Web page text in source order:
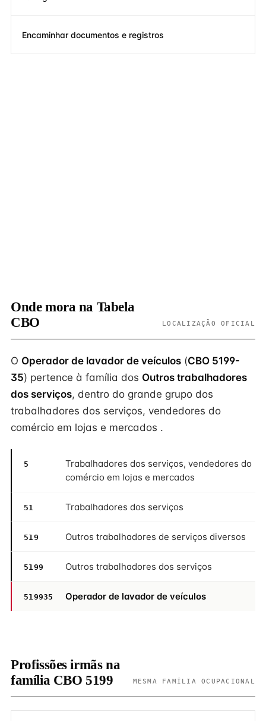
Encaminhar documentos e registros
Onde mora na Tabela
CBO
LOCALIZAÇÃO OFICIAL
O Operador de lavador de veículos (CBO 5199-
35) pertence à família dos Outros trabalhadores
dos serviços, dentro do grande grupo dos
trabalhadores dos serviços, vendedores do
comércio em lojas e mercados .
5
Trabalhadores dos serviços, vendedores do
comércio em lojas e mercados
51 Trabalhadores dos serviços
519 Outros trabalhadores de serviços diversos
5199 Outros trabalhadores dos serviços
519935 Operador de lavador de veículos
Profissões irmãs na
família CBO 5199
MESMA FAMÍLIA OCUPACIONAL